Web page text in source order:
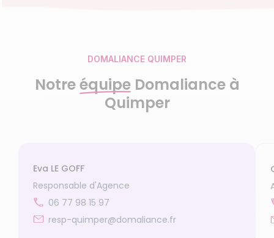
DOMALIANCE QUIMPER
NotreéquipeDomaliance à
Quimper
Eva LE GOFF
Responsable d'Agence
06 77 98 15 97
resp-quimper@domaliance.fr